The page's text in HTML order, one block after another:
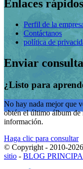
Enlaces rápidos
Perfil de la
Contáctanos
política de
Enviar
¿Listo para
No hay nada mejor que
obtén el último álbum de
información.
Haga clic para consultar
© Copyright - 2010-
sitio - BLOG